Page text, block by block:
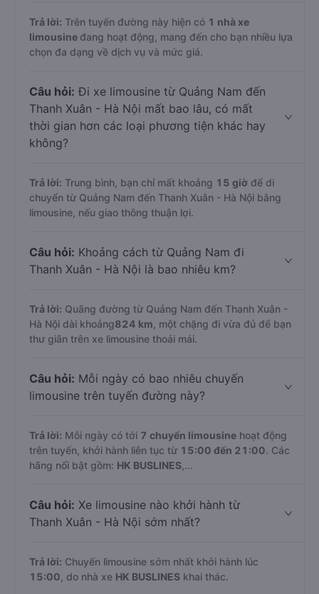
Trả lời: Trên tuyến đường này hiện có 1 nhà xe
limousine đang hoạt động, mang đến cho bạn nhiều lựa
chọn đa dạng về dịch vụ và mức giá.
Câu hỏi: Đi xe limousine từ Quảng Nam đến
Thanh Xuân - Hà Nội mất bao lâu, có mất
thời gian hơn các loại phương tiện khác hay
không?
Trả lời: Trung bình, bạn chỉ mất khoảng 15 giờ để di
chuyển từ Quảng Nam đến Thanh Xuân - Hà Nội bằng
limousine, nếu giao thông thuận lợi.
Câu hỏi: Khoảng cách từ Quảng Nam đi
Thanh Xuân - Hà Nội là bao nhiêu km?
Trả lời: Quãng đường từ Quảng Nam đến Thanh Xuân -
Hà Nội dài khoảng824 km , một chặng đi vừa đủ để bạn
thư giãn trên xe limousine thoải mái.
Câu hỏi: Mỗi ngày có bao nhiêu chuyến
limousine trên tuyến đường này?
Trả lời: Mỗi ngày có tới 7 chuyến limousine hoạt động
trên tuyến, khởi hành liên tục từ 15:00 đến 21:00. Các
hãng nổi bật gồm: HK BUSLINES ,...
Câu hỏi: Xe limousine nào khởi hành từ
Thanh Xuân - Hà Nội sớm nhất?
Trả lời: Chuyến limousine sớm nhất khởi hành lúc
15:00 , do nhà xe HK BUSLINES khai thác.